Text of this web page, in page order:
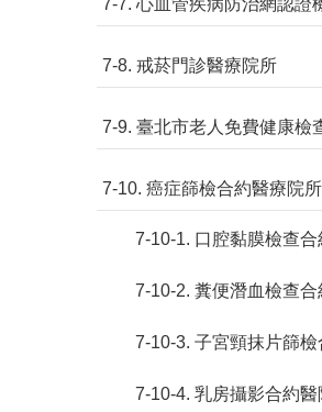
7-7. 心血管疾病防治網認證
7-8. 戒菸門診醫療院所
7-9. 臺北市老人免費健康檢
7-10. 癌症篩檢合約醫療院所
7-10-1. 口腔黏膜檢查
7-10-2. 糞便潛血檢查
7-10-3. 子宮頸抹片篩
7-10-4. 乳房攝影合約醫